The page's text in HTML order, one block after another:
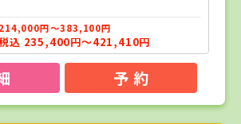
214,000円～383,100円
込 235,400円～421,410円
予 約